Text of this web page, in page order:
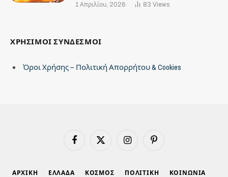
1 Απριλίου, 2026 83 Views
ΧΡΗΣΙΜΟΙ ΣΥΝΔΕΣΜΟΙ
Όροι Χρήσης – Πολιτική Απορρήτου & Cookies
Facebook X
Instagram Pinterest
ΑΡΧΙΚΗ ΕΛΛΑΔΑ ΚΟΣΜΟΣ ΠΟΛΙΤΙΚΗ ΚΟΙΝΩΝΙΑ